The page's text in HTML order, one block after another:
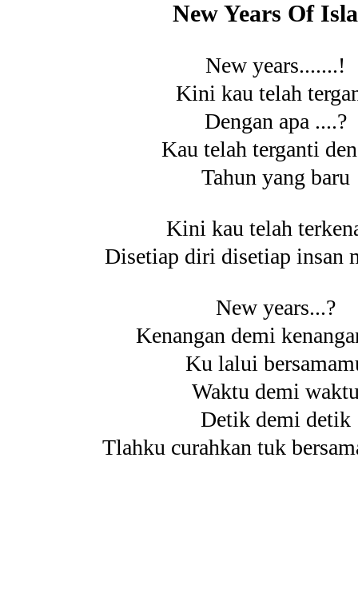
New Years Of
New years.......!
Kini kau telah
Dengan apa ....?
Kau telah terganti
Tahun yang baru
Kini kau telah
Disetiap diri disetiap insan
New years...?
Kenangan demi
Ku lalui
Waktu demi
Detik demi detik
Tlahku curahkan tuk